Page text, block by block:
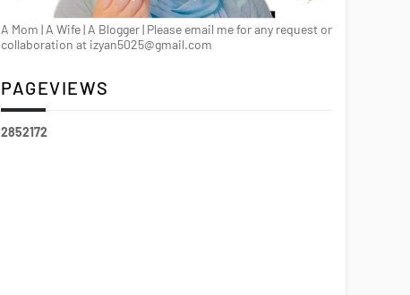
A Mom | A Wife | A Blogger | Please email me for any request or
collaboration at izyan5025@gmail.com
PAGEVIEWS
2852172